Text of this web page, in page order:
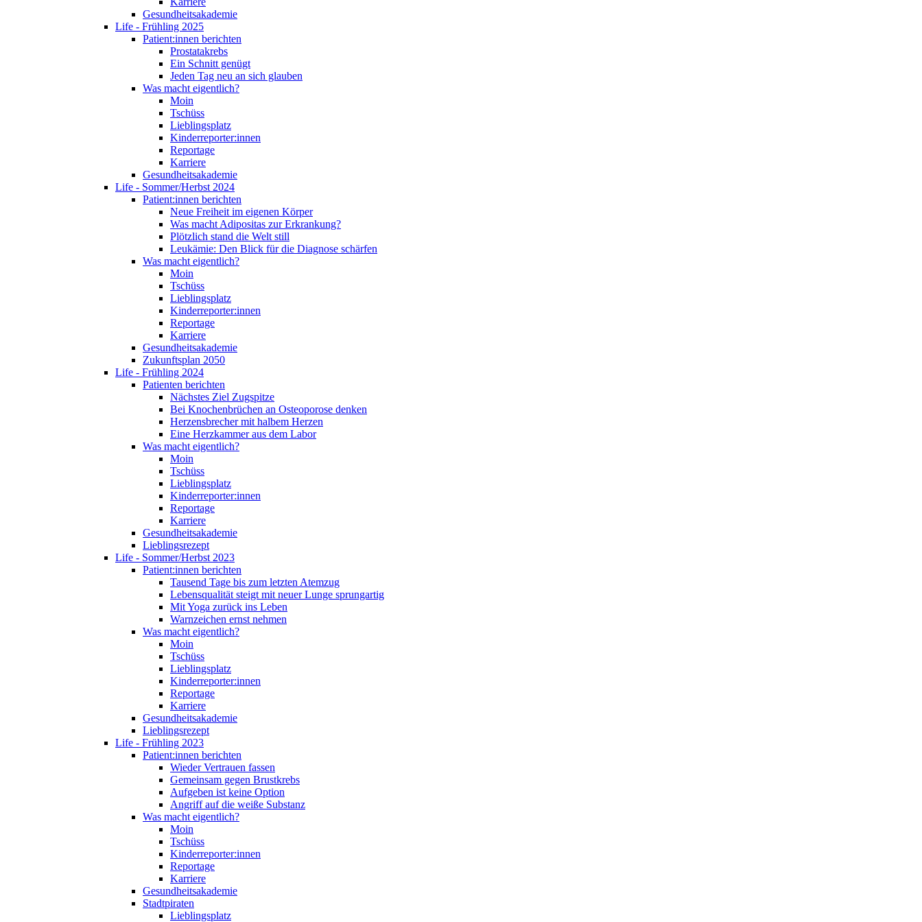
Gesundheitsakademie
Life - Frühling 2025
Patient:innen berichten
Prostatakrebs
Ein Schnitt genügt
Jeden Tag neu an sich glauben
Was macht eigentlich?
Moin
Tschüss
Lieblingsplatz
Kinderreporter:innen
Reportage
Karriere
Gesundheitsakademie
Life - Sommer/Herbst 2024
Patient:innen berichten
Neue Freiheit im eigenen Körper
Was macht Adipositas zur Erkrankung?
Plötzlich stand die Welt still
Leukämie: Den Blick für die Diagnose schärfen
Was macht eigentlich?
Moin
Tschüss
Lieblingsplatz
Kinderreporter:innen
Reportage
Karriere
Gesundheitsakademie
Zukunftsplan 2050
Life - Frühling 2024
Patienten berichten
Nächstes Ziel Zugspitze
Bei Knochenbrüchen an Osteoporose denken
Herzensbrecher mit halbem Herzen
Eine Herzkammer aus dem Labor
Was macht eigentlich?
Moin
Tschüss
Lieblingsplatz
Kinderreporter:innen
Reportage
Karriere
Gesundheitsakademie
Lieblingsrezept
Life - Sommer/Herbst 2023
Patient:innen berichten
Tausend Tage bis zum letzten Atemzug
Lebensqualität steigt mit neuer Lunge sprungartig
Mit Yoga zurück ins Leben
Warnzeichen ernst nehmen
Was macht eigentlich?
Moin
Tschüss
Lieblingsplatz
Kinderreporter:innen
Reportage
Karriere
Gesundheitsakademie
Lieblingsrezept
Life - Frühling 2023
Patient:innen berichten
Wieder Vertrauen fassen
Gemeinsam gegen Brustkrebs
Aufgeben ist keine Option
Angriff auf die weiße Substanz
Was macht eigentlich?
Moin
Tschüss
Kinderreporter:innen
Reportage
Karriere
Gesundheitsakademie
Stadtpiraten
Lieblingsplatz